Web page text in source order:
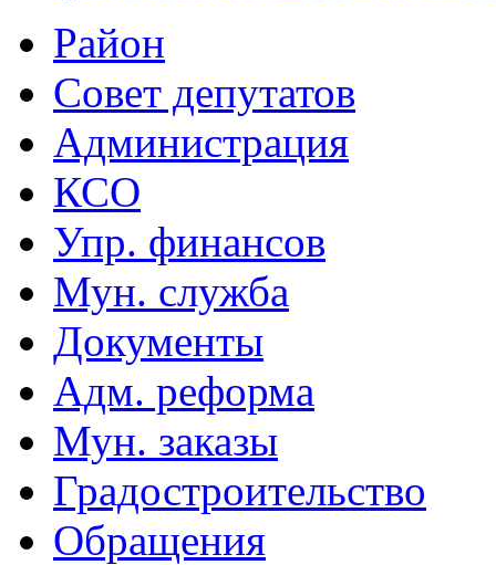
Район
Совет депутатов
Администрация
КСО
Упр. финансов
Мун. служба
Документы
Адм. реформа
Мун. заказы
Градостроительство
Обращения